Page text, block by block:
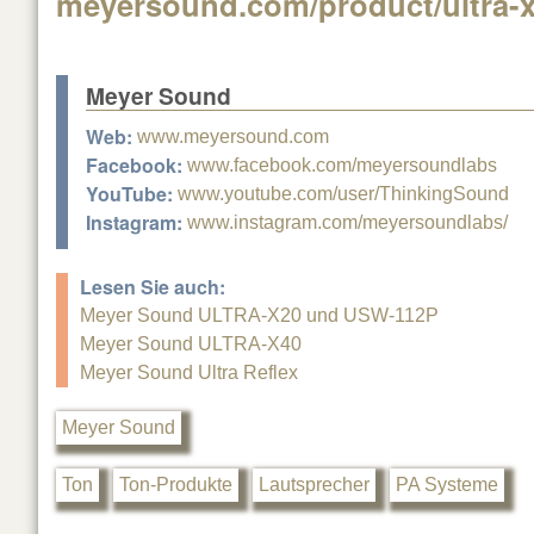
Meyer Sound
Web: www.meyersound.com
Facebook: www.facebook.com/meyersoundlabs
YouTube: www.youtube.com/user/ThinkingSound
Instagram: www.instagram.com/meyersoundlabs/
Lesen Sie auch:
Meyer Sound ULTRA-X20 und USW-112P
Meyer Sound ULTRA-X40
Meyer Sound Ultra Reflex
Meyer Sound
Ton Ton-Produkte Lautsprecher PA Systeme